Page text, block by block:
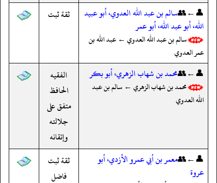
👤←👥سالم بن عبد الله العدوي، أبو عبيد
الله، أبو عبد الله، أبو عمر
سالم بن عبد الله العدوي ← عبد الله بن
عمر العدوي
ثقة ثبت
👤←👥محمد بن شهاب الزهري، أبو بكر
محمد بن شهاب الزهري ← سالم بن عبد
الله العدوي
الفقيه
الحافظ
متفق على
جلالته
وإتقانه
👤←👥معمر بن أبي عمرو الأزدي، أبو
عروة
ثقة ثبت
فاضل